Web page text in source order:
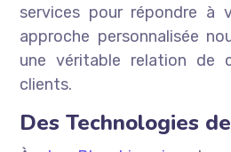
services pour répondre à
approche personnalisée
une véritable relation de
clients.
Des Technologies